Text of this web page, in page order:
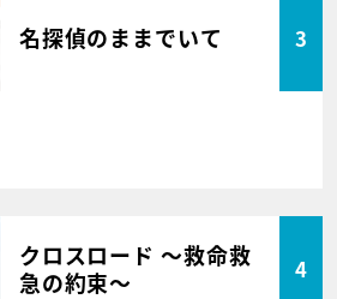
名探偵のままでいて 3
クロスロード ～救命救
急の約束～
4